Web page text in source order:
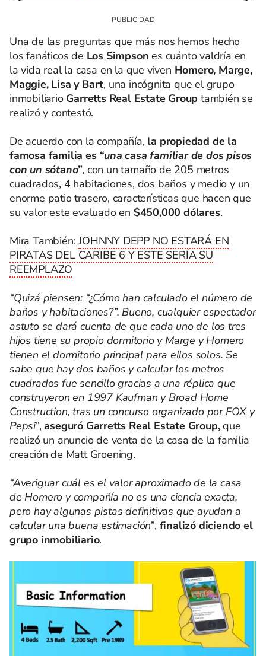
Una de las preguntas que más nos hemos hecho
los fanáticos de Los Simpson es cuánto valdría en
la vida real la casa en la que viven Homero, Marge,
Maggie, Lisa y Bart, una incógnita que el grupo
inmobiliario Garretts Real Estate Group también se
realizó y contestó.
De acuerdo con la compañía, la propiedad de la
famosa familia es “una casa familiar de dos pisos
con un sótano”, con un tamaño de 205 metros
cuadrados, 4 habitaciones, dos baños y medio y un
enorme patio trasero, características que hacen que
su valor este evaluado en $450,000 dólares.
Mira También:JOHNNY DEPP NO ESTARÁ EN
PIRATAS DEL CARIBE 6 Y ESTE SERÍA SU
REEMPLAZO
“Quizá piensen: “¿Cómo han calculado el número de
baños y habitaciones?”. Bueno, cualquier espectador
astuto se dará cuenta de que cada uno de los tres
hijos tiene su propio dormitorio y Marge y Homero
tienen el dormitorio principal para ellos solos. Se
sabe que hay dos baños y calcular los metros
cuadrados fue sencillo gracias a una réplica que
construyeron en 1997 Kaufman y Broad Home
Construction, tras un concurso organizado por FOX y
Pepsi”,aseguró Garretts Real Estate Group,que
realizó un anuncio de venta de la casa de la familia
creación de Matt Groening.
“Averiguar cuál es el valor aproximado de la casa
de Homero y compañía no es una ciencia exacta,
pero hay algunas pistas definitivas que ayudan a
calcular una buena estimación”, finalizó diciendo el
grupo inmobiliario.